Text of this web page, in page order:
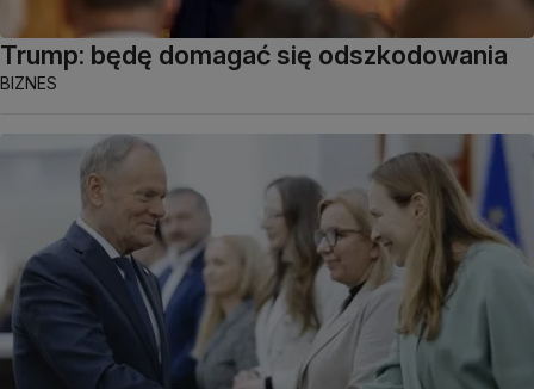
Trump: będę domagać się odszkodowania
BIZNES